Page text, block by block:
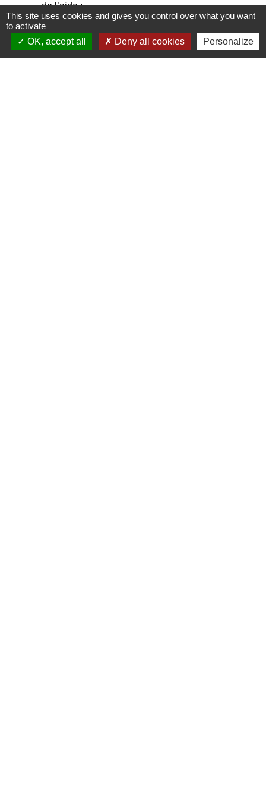
de l’aide ;
En retour, prendre des nouvelles des personnes
fragiles de son entourage.
En cette période de canicule, soyez vigilants
This site uses cookies and gives you control over what you want
to activate
OK, accept all
Deny all cookies Personalize